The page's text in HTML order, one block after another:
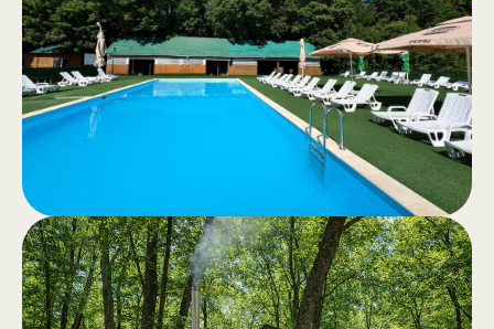
Прогулки верхом для отдыха или
конные экскурсии по спокойному
лесу — подлинный опыт на
природе.
Бассейн .